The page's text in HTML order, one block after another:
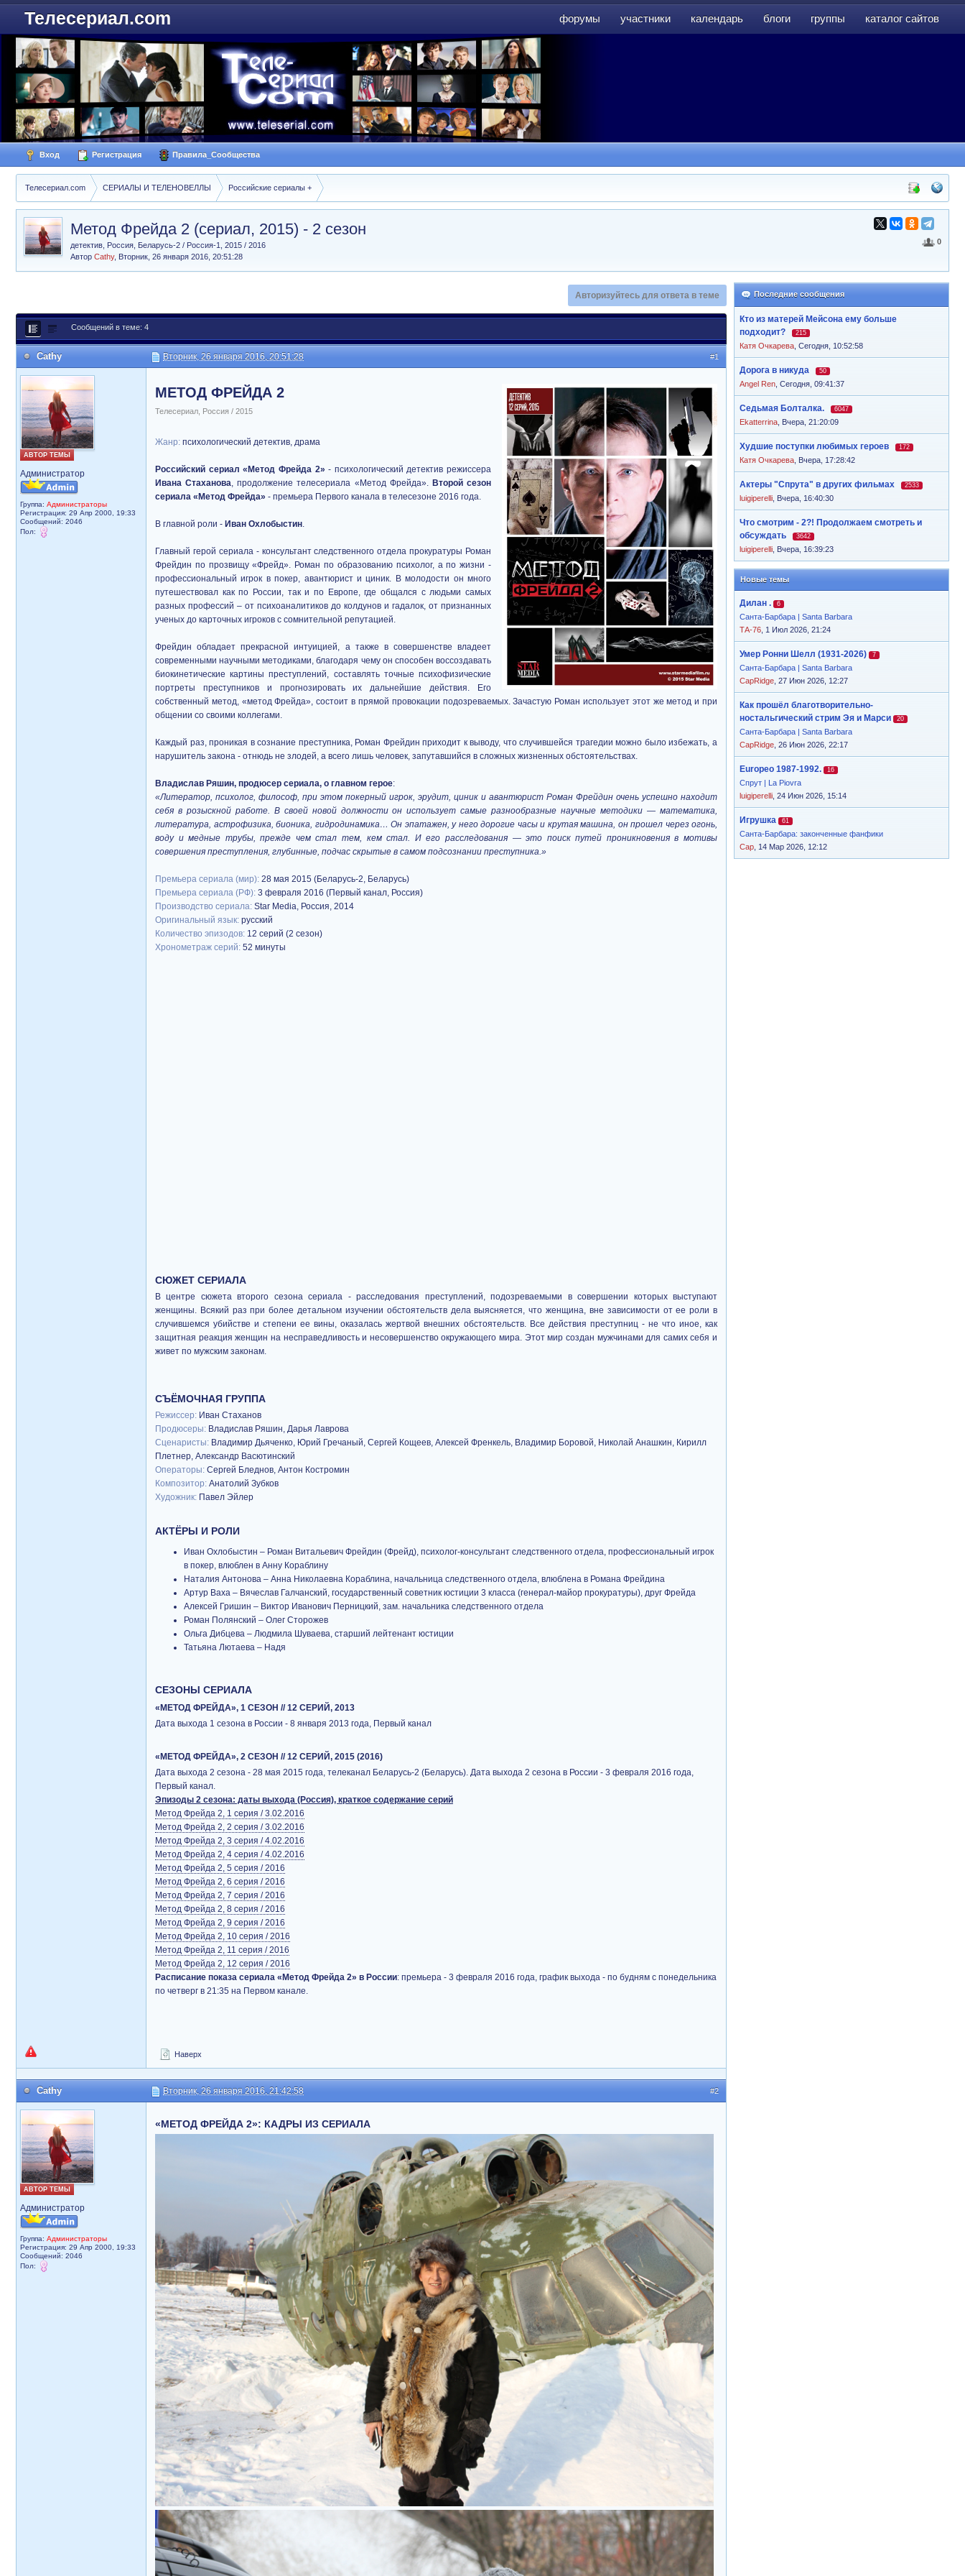
форумы участники календарь блоги группы каталог сайтов
Телесериал.com
Вход Регистрация Правила_Сообщества
Телесериал.com СЕРИАЛЫ И ТЕЛЕНОВЕЛЛЫ Российские сериалы +
0
Метод Фрейда 2 (сериал, 2015) - 2 сезон
детектив, Россия, Беларусь-2 / Россия-1, 2015 / 2016
Автор Cathy, Вторник, 26 января 2016, 20:51:28
Последние сообщения
Кто из матерей Мейсона ему больше
подходит?
215
Катя Очкарева Сегодня, 10:52:58
Дорога в никуда 50
Angel Ren Сегодня, 09:41:37
Седьмая Болталка. 6047
Ekatterrina Вчера, 21:20:09
Худшие поступки любимых героев 172
Катя Очкарева Вчера, 17:28:42
Актеры "Спрута" в других фильмах 2533
luigiperelli Вчера, 16:40:30
Что смотрим - 2?! Продолжаем смотреть и
обсуждать
3642
luigiperelli Вчера, 16:39:23
Новые темы
Дилан . 6
Санта-Барбара | Santa Barbara
ТА-76 , 1 Июл 2026, 21:24
Умер Ронни Шелл (1931-2026) 7
Санта-Барбара | Santa Barbara
CapRidge , 27 Июн 2026, 12:27
Как прошёл благотворительно-
ностальгический стрим Эя и Марси
20
Санта-Барбара | Santa Barbara
CapRidge , 26 Июн 2026, 22:17
Europeo 1987-1992. 16
Спрут | La Piovra
luigiperelli , 24 Июн 2026, 15:14
Игрушка 61
Санта-Барбара: законченные фанфики
Cap , 14 Мар 2026, 12:12
Авторизуйтесь для ответа в теме
Сообщений в теме: 4
#1
Cathy Вторник, 26 января 2016, 20:51:28
АВТОР ТЕМЫ
Администратор
Группа: Администраторы
Регистрация: 29 Апр 2000, 19:33
Сообщений: 2046
Пол:
МЕТОД ФРЕЙДА 2
Телесериал, Россия / 2015
Жанр: психологический детектив, драма
Российский сериал «Метод Фрейда 2» - психологический детектив режиссера
Ивана Стаханова, продолжение телесериала «Метод Фрейда». Второй сезон
сериала «Метод Фрейда» - премьера Первого канала в телесезоне 2016 года.
В главной роли - Иван Охлобыстин.
Главный герой сериала - консультант следственного отдела прокуратуры Роман
Фрейдин по прозвищу «Фрейд». Роман по образованию психолог, а по жизни -
профессиональный игрок в покер, авантюрист и циник. В молодости он много
путешествовал как по России, так и по Европе, где общался с людьми самых
разных профессий – от психоаналитиков до колдунов и гадалок, от признанных
ученых до карточных игроков с сомнительной репутацией.
Фрейдин обладает прекрасной интуицией, а также в совершенстве владеет
современными научными методиками, благодаря чему он способен воссоздавать
биокинетические картины преступлений, составлять точные психофизические
портреты преступников и прогнозировать их дальнейшие действия. Его
собственный метод, «метод Фрейда», состоит в прямой провокации подозреваемых. Зачастую Роман использует этот же метод и при
общении со своими коллегами.
Каждый раз, проникая в сознание преступника, Роман Фрейдин приходит к выводу, что случившейся трагедии можно было избежать, а
нарушитель закона - отнюдь не злодей, а всего лишь человек, запутавшийся в сложных жизненных обстоятельствах.
Владислав Ряшин, продюсер сериала, о главном герое:
«Литератор, психолог, философ, при этом покерный игрок, эрудит, циник и авантюрист Роман Фрейдин очень успешно находит
себя в розыскной работе. В своей новой должности он использует самые разнообразные научные методики — математика,
литература, астрофизика, бионика, гидродинамика… Он эпатажен, у него дорогие часы и крутая машина, он прошел через огонь,
воду и медные трубы, прежде чем стал тем, кем стал. И его расследования — это поиск путей проникновения в мотивы
совершения преступления, глубинные, подчас скрытые в самом подсознании преступника.»
Премьера сериала (мир): 28 мая 2015 (Беларусь-2, Беларусь)
Премьера сериала (РФ): 3 февраля 2016 (Первый канал, Россия)
Производство сериала: Star Media, Россия, 2014
Оригинальный язык: русский
Количество эпизодов: 12 серий (2 сезон)
Хронометраж серий: 52 минуты
СЮЖЕТ СЕРИАЛА
В центре сюжета второго сезона сериала - расследования преступлений, подозреваемыми в совершении которых выступают
женщины. Всякий раз при более детальном изучении обстоятельств дела выясняется, что женщина, вне зависимости от ее роли в
случившемся убийстве и степени ее вины, оказалась жертвой внешних обстоятельств. Все действия преступниц - не что иное, как
защитная реакция женщин на несправедливость и несовершенство окружающего мира. Этот мир создан мужчинами для самих себя и
живет по мужским законам.
СЪЁМОЧНАЯ ГРУППА
Режиссер: Иван Стаханов
Продюсеры: Владислав Ряшин, Дарья Лаврова
Сценаристы: Владимир Дьяченко, Юрий Гречаный, Сергей Кощеев, Алексей Френкель, Владимир Боровой, Николай Анашкин, Кирилл
Плетнер, Александр Васютинский
Операторы: Сергей Бледнов, Антон Костромин
Композитор: Анатолий Зубков
Художник: Павел Эйлер
АКТЁРЫ И РОЛИ
Иван Охлобыстин – Роман Витальевич Фрейдин (Фрейд), психолог-консультант следственного отдела, профессиональный игрок
в покер, влюблен в Анну Кораблину
Наталия Антонова – Анна Николаевна Кораблина, начальница следственного отдела, влюблена в Романа Фрейдина
Артур Ваха – Вячеслав Галчанский, государственный советник юстиции 3 класса (генерал-майор прокуратуры), друг Фрейда
Алексей Гришин – Виктор Иванович Перницкий, зам. начальника следственного отдела
Роман Полянский – Олег Сторожев
Ольга Дибцева – Людмила Шуваева, старший лейтенант юстиции
Татьяна Лютаева – Надя
СЕЗОНЫ СЕРИАЛА
«МЕТОД ФРЕЙДА», 1 СЕЗОН // 12 СЕРИЙ, 2013
Дата выхода 1 сезона в России - 8 января 2013 года, Первый канал
«МЕТОД ФРЕЙДА», 2 СЕЗОН // 12 СЕРИЙ, 2015 (2016)
Дата выхода 2 сезона - 28 мая 2015 года, телеканал Беларусь-2 (Беларусь). Дата выхода 2 сезона в России - 3 февраля 2016 года,
Первый канал.
Эпизоды 2 сезона: даты выхода (Россия), краткое содержание серий
Метод Фрейда 2, 1 серия / 3.02.2016
Метод Фрейда 2, 2 серия / 3.02.2016
Метод Фрейда 2, 3 серия / 4.02.2016
Метод Фрейда 2, 4 серия / 4.02.2016
Метод Фрейда 2, 5 серия / 2016
Метод Фрейда 2, 6 серия / 2016
Метод Фрейда 2, 7 серия / 2016
Метод Фрейда 2, 8 серия / 2016
Метод Фрейда 2, 9 серия / 2016
Метод Фрейда 2, 10 серия / 2016
Метод Фрейда 2, 11 серия / 2016
Метод Фрейда 2, 12 серия / 2016
Расписание показа сериала «Метод Фрейда 2» в России: премьера - 3 февраля 2016 года, график выхода - по будням с понедельника
по четверг в 21:35 на Первом канале.
Наверх
#2
Cathy Вторник, 26 января 2016, 21:42:58
АВТОР ТЕМЫ
Администратор
Группа: Администраторы
Регистрация: 29 Апр 2000, 19:33
Сообщений: 2046
Пол:
«МЕТОД ФРЕЙДА 2»: КАДРЫ ИЗ СЕРИАЛА